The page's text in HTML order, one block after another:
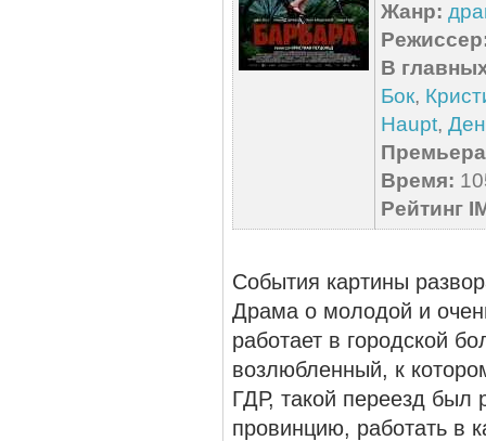
Жанр:
В
Бок,
Haupt,
Время:
Рейтинг
События картины
Драма о молодой и
работает в городской
возлюбленный, к
ГДР, такой переезд был
провинцию, работать в